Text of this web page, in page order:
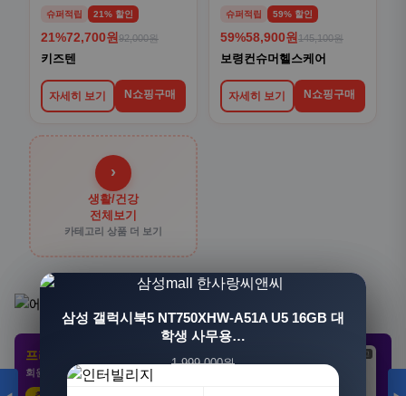
슈퍼적립 21% 할인
21%72,700원 92,000원
키즈텐
자세히 보기 N쇼핑구매
슈퍼적립 59% 할인
59%58,900원 145,100원
보령컨슈머헬스케어
자세히 보기 N쇼핑구매
›
생활/건강
전체보기
카테고리 상품 더 보기
프리미엄 제휴 사이트
회원 전용 특가 · 놓치면 손해
광고
[3+1] 동국제약 마이핏 V 활성엽산 임신준비 임산
부영양 30정, 4개
100,000원
삼성 갤럭시북5 NT750XHW-A51A U5 16GB 대
학생 사무용…
1,999,000원